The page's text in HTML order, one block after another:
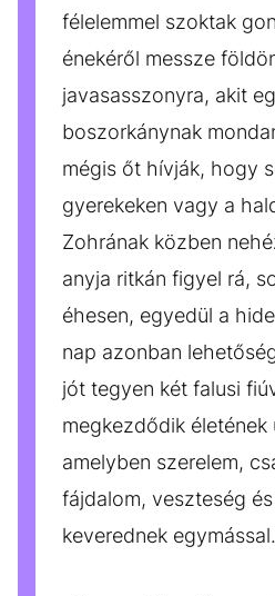
félelemmel szoktak
énekéről messze
javasasszonyra, akit
boszorkánynak
mégis őt hívják, hogy
gyerekeken vagy a
Zohrának közben
anyja ritkán figyel rá,
éhesen, egyedül a
nap azonban
jót tegyen két falusi
megkezdődik életének
amelyben szerelem,
fájdalom, veszteség
keverednek egymással.